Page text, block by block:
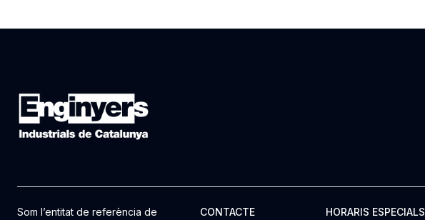
Som l’entitat de referència de
CONTACTE HORARIS ESPECIALS